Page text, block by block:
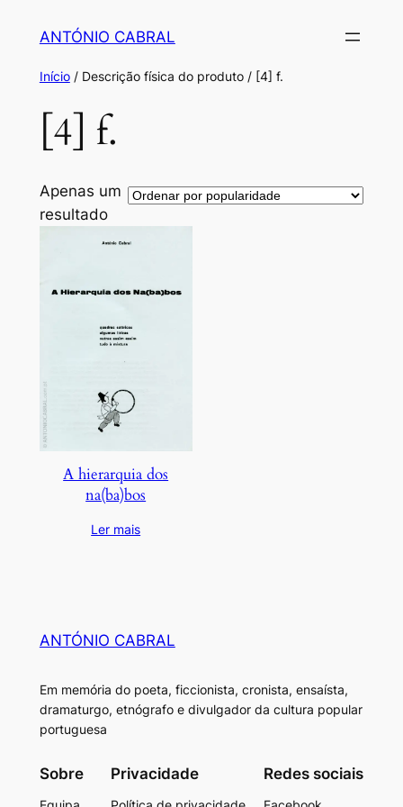
conteúdo
ANTÓNIO CABRAL
Início/ Descrição física do produto / [4] f.
[4] f.
Apenas um
resultado
A hierarquia dos
na(ba)bos
Ler mais
ANTÓNIO CABRAL
Em memória do poeta, ficcionista, cronista, ensaísta,
dramaturgo, etnógrafo e divulgador da cultura popular
portuguesa
Sobre Privacidade Redes sociais